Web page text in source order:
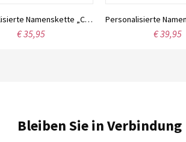
Personalisierte Namenskette „Carrie“, 18 Karat vergoldet
€ 35,95 € 39,95
Bleiben Sie in Verbindung